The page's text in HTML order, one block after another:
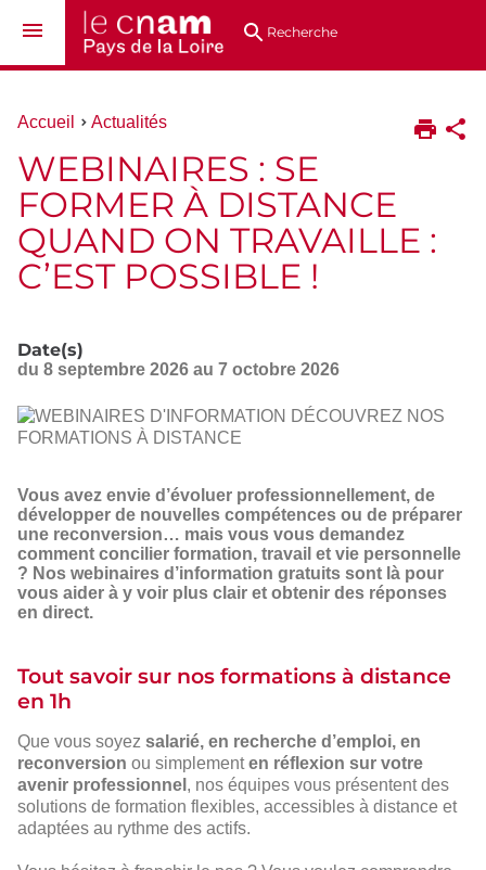
au
directsRecherche
Vous
ici :
Accueil Actualités
WEBINAIRES : SE
FORMER À DISTANCE
QUAND ON TRAVAILLE :
C’EST POSSIBLE !
Date(s)
du 8 septembre 2026 au 7 octobre 2026
D'INFORMATION
DÉCOUVREZ
NOS
FORMATIONS
À
DISTANCE
Vous avez envie d’évoluer professionnellement, de
développer de nouvelles compétences ou de préparer
une reconversion… mais vous vous demandez
comment concilier formation, travail et vie personnelle
? Nos webinaires d’information gratuits sont là pour
vous aider à y voir plus clair et obtenir des réponses
en direct.
Tout savoir sur nos formations à distance
en 1h
Que vous soyez salarié, en recherche d’emploi, en
reconversion ou simplementen réflexion sur votre
avenir professionnel , nos équipes vous présentent des
solutions de formation flexibles, accessibles à distance et
adaptées au rythme des actifs.